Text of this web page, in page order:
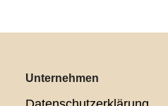
Unternehmen